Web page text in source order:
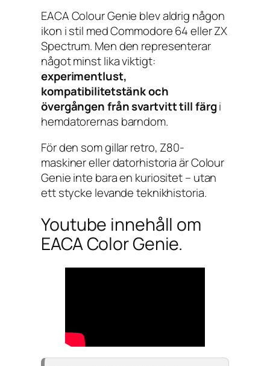
EACA Colour Genie blev aldrig någon
ikon i stil med Commodore 64 eller ZX
Spectrum. Men den representerar
något minst lika viktigt:
experimentlust,
kompatibilitetstänk och
övergången från svartvitt till färgi
hemdatorernas barndom.
För den som gillar retro, Z80-
maskiner eller datorhistoria är Colour
Genie inte bara en kuriositet – utan
ett stycke levande teknikhistoria.
Youtube innehåll om
EACA Color Genie.